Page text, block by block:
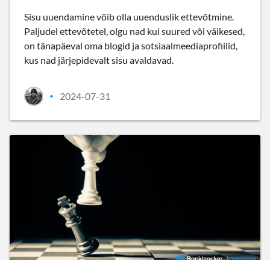
Sisu uuendamine võib olla uuenduslik ettevõtmine.
Paljudel ettevõtetel, olgu nad kui suured või väikesed,
on tänapäeval oma blogid ja sotsiaalmeediaprofiilid,
kus nad järjepidevalt sisu avaldavad.
• 2024-07-31